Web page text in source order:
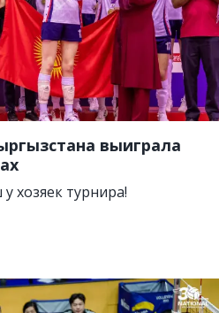
выиграла
хозяек турнира!